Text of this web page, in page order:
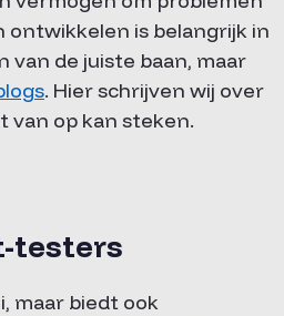
ontwikkelen is belangrijk in
van de juiste baan, maar
. Hier schrijven wij over
van op kan steken.
testers
maar biedt ook